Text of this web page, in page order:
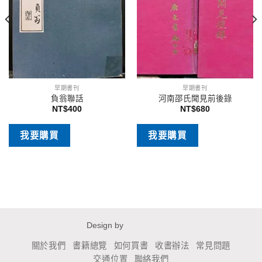
早期書刊
負翁聯話
NT$400
我要購買
早期書刊
河南邵氏聞見前後錄
NT$680
我要購買
Design by
關於我們 書籍總覽 如何買書 收書辦法
常見問題
交通位置
聯絡我們